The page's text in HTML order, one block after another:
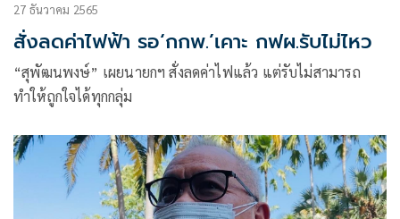
27 ธันวาคม 2565
สั่งลดค่าไฟฟ้า รอ‘กกพ.’เคาะ กฟผ.รับไม่ไหว
“สุพัฒนพงษ์” เผยนายกฯ สั่งลดค่าไฟแล้ว แต่รับไม่สามารถ
ทำให้ถูกใจได้ทุกกลุ่ม